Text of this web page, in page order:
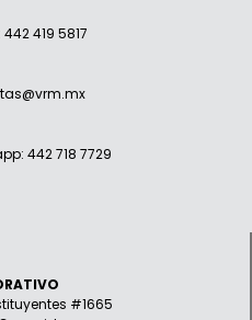
419 5817
442 718 7729
#1665